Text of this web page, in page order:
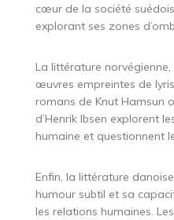
cœur de la société
explorant ses zones
La littérature
œuvres empreintes de
romans de Knut Hamsun
d’Henrik Ibsen explorent
humaine et questionnent
Enfin, la littérature
humour subtil et sa
les relations humaines.